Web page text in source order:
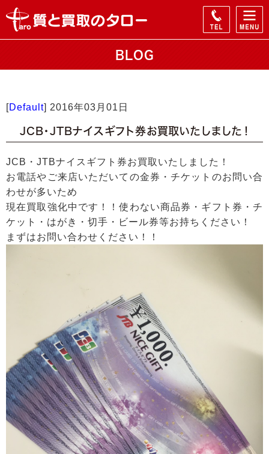
BLOG
[Default] 2016年03月01日
JCB・JTBナイスギフト券お買取いたしました！
JCB・JTBナイスギフト券お買取いたしました！
お電話やご来店いただいての金券・チケットのお問い合
わせが多いため
現在買取強化中です！！使わない商品券・ギフト券・チ
ケット・はがき・切手・ビール券等お持ちください！
まずはお問い合わせください！！